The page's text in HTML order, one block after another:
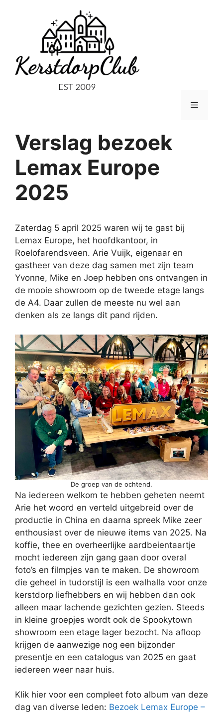
Menu
Verslag bezoek
Lemax Europe
2025
Zaterdag 5 april 2025 waren wij te gast bij
Lemax Europe, het hoofdkantoor, in
Roelofarendsveen. Arie Vuijk, eigenaar en
gastheer van deze dag samen met zijn team
Yvonne, Mike en Joep hebben ons ontvangen in
de mooie showroom op de tweede etage langs
de A4. Daar zullen de meeste nu wel aan
denken als ze langs dit pand rijden.
De groep van de ochtend.
Na iedereen welkom te hebben geheten neemt
Arie het woord en verteld uitgebreid over de
productie in China en daarna spreek Mike zeer
enthousiast over de nieuwe items van 2025. Na
koffie, thee en overheerlijke aardbeientaartje
mocht iedereen zijn gang gaan door overal
foto’s en filmpjes van te maken. De showroom
die geheel in tudorstijl is een walhalla voor onze
kerstdorp liefhebbers en wij hebben dan ook
alleen maar lachende gezichten gezien. Steeds
in kleine groepjes wordt ook de Spookytown
showroom een etage lager bezocht. Na afloop
krijgen de aanwezige nog een bijzonder
presentje en een catalogus van 2025 en gaat
iedereen weer naar huis.
Klik hier voor een compleet foto album van deze
dag van diverse leden: Bezoek Lemax Europe –